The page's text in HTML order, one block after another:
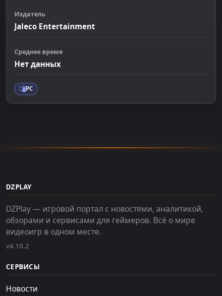
Издатель
Jaleco Entertainment
Среднее время
Нет данных
PC
DZPLAY
DZPlay — игровой портал с новостями, аналитикой,
обзорами и сервисами для геймеров. Всё о мире
видеоигр в одном месте.
v4.10.2
СЕРВИСЫ
Новости